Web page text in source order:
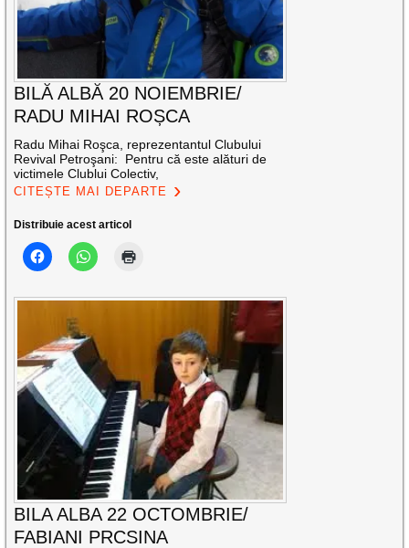
BILĂ ALBĂ 20 NOIEMBRIE/
RADU MIHAI ROȘCA
Radu Mihai Roşca, reprezentantul Clubului
Revival Petroşani: Pentru că este alături de
victimele Clublui Colectiv,
CITEȘTE MAI DEPARTE
Distribuie acest articol
BILA ALBA 22 OCTOMBRIE/
FABIANI PRCSINA